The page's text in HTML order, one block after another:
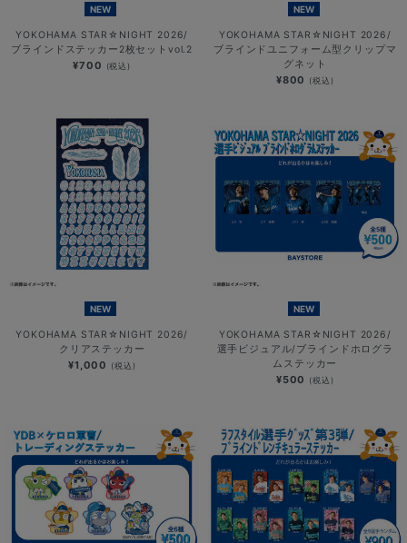
NEW
YOKOHAMA STAR☆NIGHT 2026/
ブラインドステッカー2枚セットvol.2
¥700 (税込)
NEW
YOKOHAMA STAR☆NIGHT 2026/
ブラインドユニフォーム型クリップマ
グネット
¥800 (税込)
NEW
YOKOHAMA STAR☆NIGHT 2026/
クリアステッカー
¥1,000 (税込)
NEW
YOKOHAMA STAR☆NIGHT 2026/
選手ビジュアル/ブラインドホログラ
ムステッカー
¥500 (税込)